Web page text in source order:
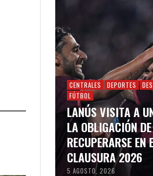
CENTRALES DEPORTES
FÚTBOL
LANÚS VISITA A
LA OBLIGACIÓN DE
RECUPERARSE EN
CLAUSURA 2026
5 AGOSTO, 2026